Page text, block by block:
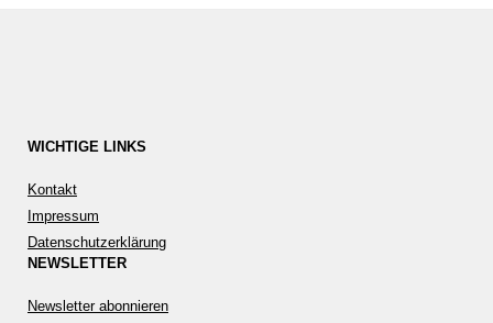
WICHTIGE LINKS
Kontakt
Impressum
Datenschutzerklärung
NEWSLETTER
Newsletter abonnieren